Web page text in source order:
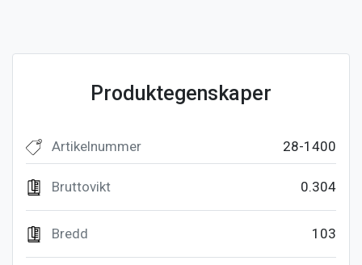
Produktegenskaper
28-1400
Artikelnummer
0.304
Bruttovikt
103
Bredd